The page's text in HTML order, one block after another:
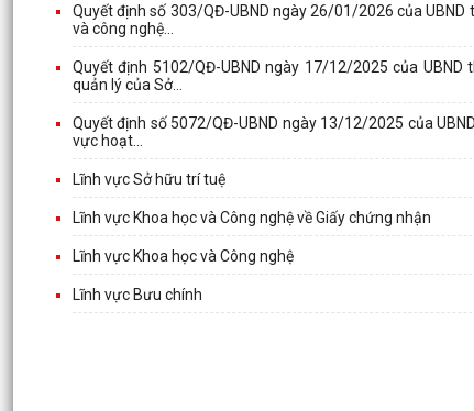
Quyết định số 303/QĐ-UBND ngày 26/01/2026 của
và công nghệ...
Quyết định 5102/QĐ-UBND ngày 17/12/2025 của
quản lý của Sở...
Quyết định số 5072/QĐ-UBND ngày 13/12/2025 của
vực hoạt...
Lĩnh vực Sở hữu trí tuệ
Lĩnh vực Khoa học và Công nghệ về Giấy chứng nhận
Lĩnh vực Khoa học và Công nghệ
Lĩnh vực Bưu chính